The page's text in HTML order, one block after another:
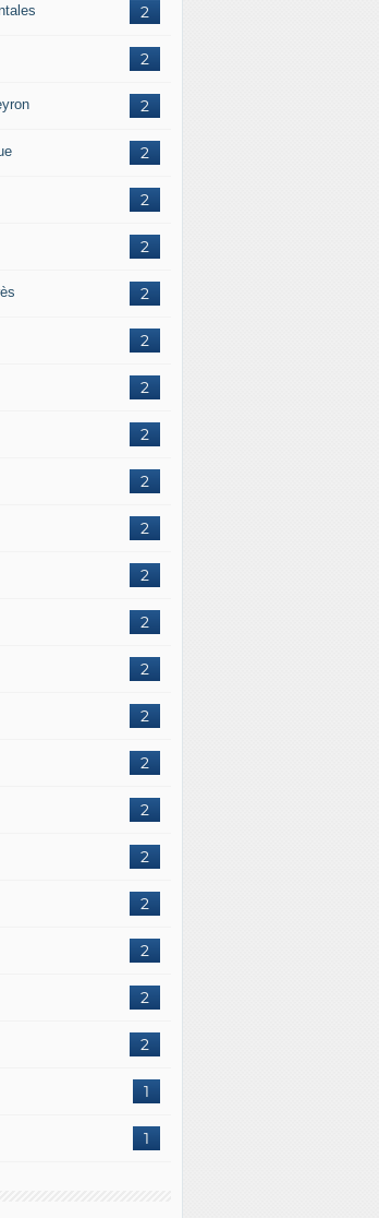
au 1er tour, et dans plus de la moitié des
2
2
2
2
2
2
2
2
2
2
2
2
2
2
2
2
2
2
2
2
2
2
2
1
1